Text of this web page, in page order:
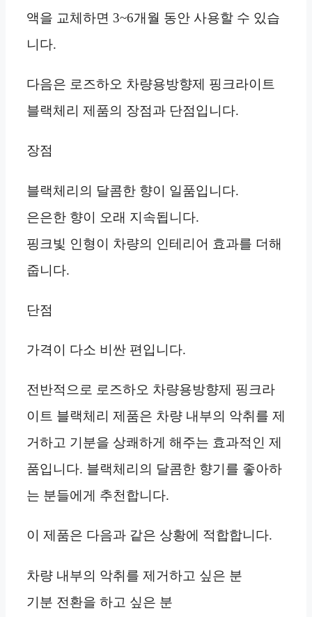
액을 교체하면 3~6개월 동안 사용할 수 있습
니다.
다음은 로즈하오 차량용방향제 핑크라이트
블랙체리 제품의 장점과 단점입니다.
장점
블랙체리의 달콤한 향이 일품입니다.
은은한 향이 오래 지속됩니다.
핑크빛 인형이 차량의 인테리어 효과를 더해
줍니다.
단점
가격이 다소 비싼 편입니다.
전반적으로 로즈하오 차량용방향제 핑크라
이트 블랙체리 제품은 차량 내부의 악취를 제
거하고 기분을 상쾌하게 해주는 효과적인 제
품입니다. 블랙체리의 달콤한 향기를 좋아하
는 분들에게 추천합니다.
이 제품은 다음과 같은 상황에 적합합니다.
차량 내부의 악취를 제거하고 싶은 분
기분 전환을 하고 싶은 분